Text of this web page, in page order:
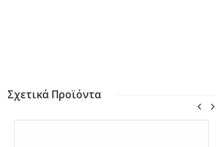
Σχετικά Προϊόντα